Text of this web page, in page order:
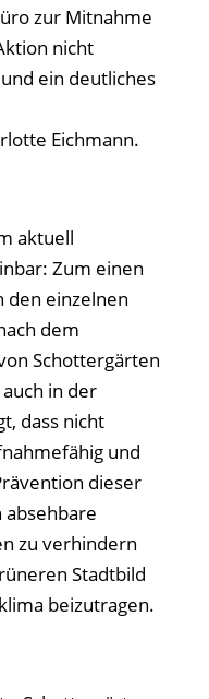
zur Mitnahme
nicht
ein deutliches
Eichmann.
aktuell
Zum einen
den einzelnen
dem
Schottergärten
in der
dass nicht
und
dieser
absehbare
zu verhindern
Stadtbild
beizutragen.